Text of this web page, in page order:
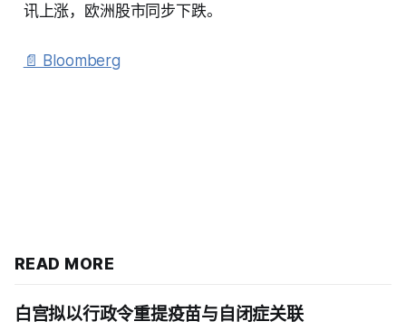
讯上涨，欧洲股市同步下跌。
📄 Bloomberg
READ MORE
白宫拟以行政令重提疫苗与自闭症关联